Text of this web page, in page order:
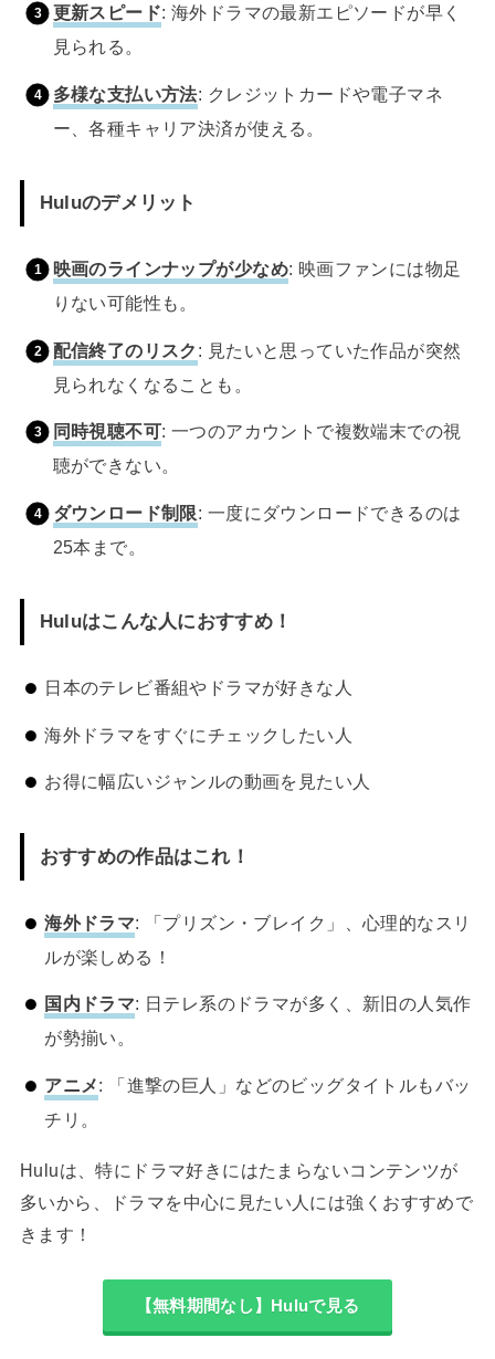
更新スピード: 海外ドラマの最新エピソードが早く
見られる。
多様な支払い方法: クレジットカードや電子マネ
ー、各種キャリア決済が使える。
Huluのデメリット
映画のラインナップが少なめ: 映画ファンには物足
りない可能性も。
配信終了のリスク : 見たいと思っていた作品が突然
見られなくなることも。
同時視聴不可: 一つのアカウントで複数端末での視
聴ができない。
ダウンロード制限: 一度にダウンロードできるのは
25本まで。
Huluはこんな人におすすめ！
日本のテレビ番組やドラマが好きな人
海外ドラマをすぐにチェックしたい人
お得に幅広いジャンルの動画を見たい人
おすすめの作品はこれ！
海外ドラマ: 「プリズン・ブレイク」、心理的なスリ
ルが楽しめる！
国内ドラマ: 日テレ系のドラマが多く、新旧の人気作
が勢揃い。
アニメ: 「進撃の巨人」などのビッグタイトルもバッ
チリ。
Huluは、特にドラマ好きにはたまらないコンテンツが
多いから、ドラマを中心に見たい人には強くおすすめで
きます！
【無料期間なし】Huluで見る